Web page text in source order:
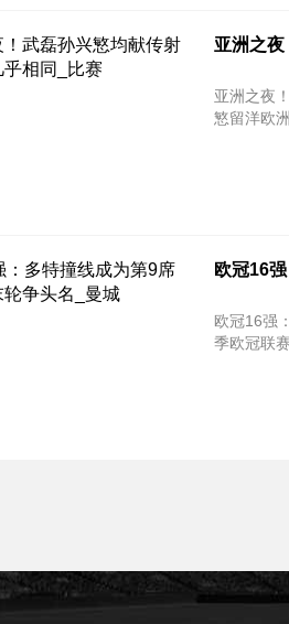
亚洲之
亚洲之夜！武磊
慜留洋欧
欧冠16
欧冠16强：多特
季欧冠联